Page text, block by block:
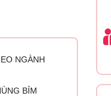
NGÀNH
BỈM